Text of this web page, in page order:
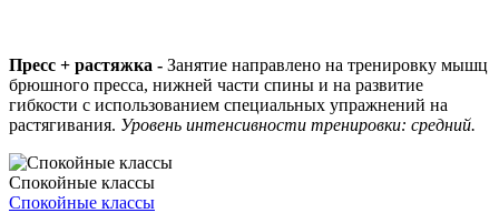
Пресс + растяжка - Занятие направлено на тренировку мышц
брюшного пресса, нижней части спины и на развитие
гибкости с использованием специальных упражнений на
растягивания. Уровень интенсивности тренировки: средний.
Спокойные классы
Спокойные классы